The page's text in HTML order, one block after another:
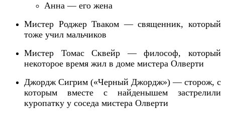
Анна — его жена
Мистер РоджерТваком — священник, который
тоже учил мальчиков
Мистер ТомасСквейр — философ, который
некоторое время жил в доме мистера Олверти
Джордж Сигрим («Черный Джордж») — сторож, с
которым вместе с найденышем застрелили
куропатку у соседа мистера Олверти